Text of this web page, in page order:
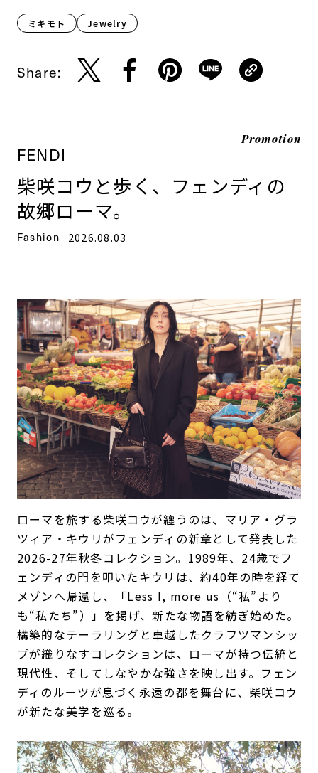
ミキモト Jewelry
Share:
Promotion
FENDI
柴咲コウと歩く、フェンディの
故郷ローマ。
Fashion 2026.08.03
ローマを旅する柴咲コウが纏うのは、マリア・グラ
ツィア・キウリがフェンディの新章として発表した
2026-27年秋冬コレクション。1989年、24歳でフ
ェンディの門を叩いたキウリは、約40年の時を経て
メゾンへ帰還し、「Less I, more us（“私”より
も“私たち”）」を掲げ、新たな物語を紡ぎ始めた。
構築的なテーラリングと卓越したクラフツマンシッ
プが織りなすコレクションは、ローマが持つ伝統と
現代性、そしてしなやかな強さを映し出す。フェン
ディのルーツが息づく永遠の都を舞台に、柴咲コウ
が新たな美学を巡る。